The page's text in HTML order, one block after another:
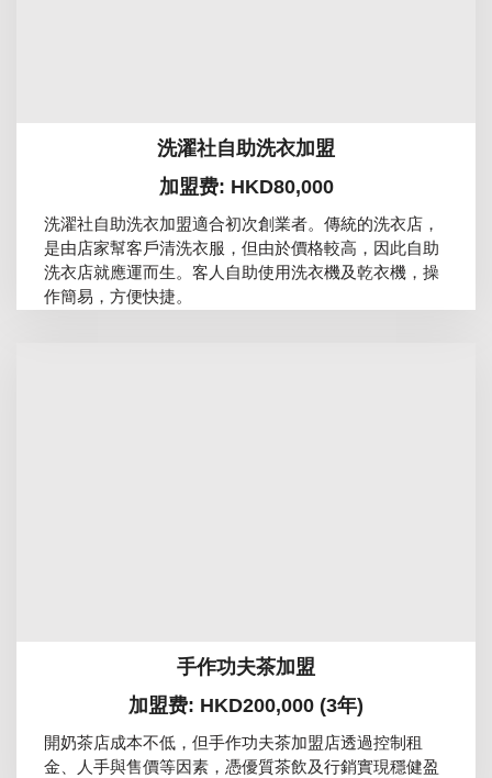
洗濯社自助洗衣加盟
加盟费: HKD80,000
洗濯社自助洗衣加盟適合初次創業者。傳統的洗衣店，
是由店家幫客戶清洗衣服，但由於價格較高，因此自助
洗衣店就應運而生。客人自助使用洗衣機及乾衣機，操
作簡易，方便快捷。
手作功夫茶加盟
加盟费: HKD200,000 (3年)
開奶茶店成本不低，但手作功夫茶加盟店透過控制租
金、人手與售價等因素，憑優質茶飲及行銷實現穩健盈